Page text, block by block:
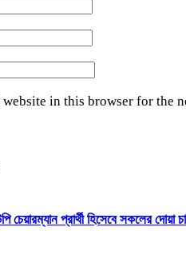
website in this browser for the
চেয়ারম্যান প্রার্থী হিসেবে সকলের